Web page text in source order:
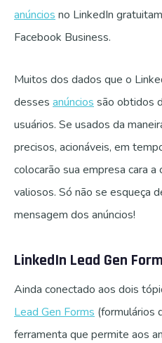
anúncios no LinkedIn
Facebook Business.
Muitos dos dados que o
desses anúncios são obtidos
usuários. Se usados da
precisos, acionáveis, em
colocarão sua empresa cara
valiosos. Só não se esqueça
mensagem dos anúncios!
LinkedIn Lead Gen
Ainda conectado aos dois
Lead Gen Forms (formulários
ferramenta que permite aos